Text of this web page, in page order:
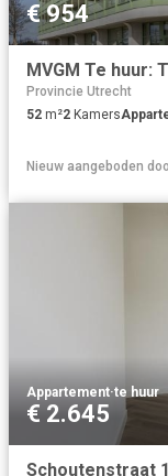
€ 954
MVGM Te huur:
Provincie Utrecht
52 m²2 Kamers
Nieuw aangeboden
Appartement·te huur
€ 2.645